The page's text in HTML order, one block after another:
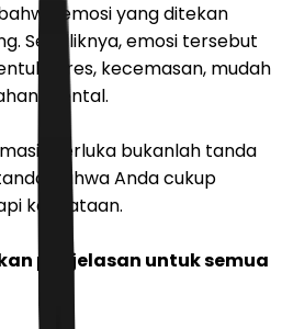
emosi yang ditekan
Sebaliknya, emosi tersebut
stres, kecemasan, mudah
mental.
terluka bukanlah tanda
bahwa Anda cukup
kenyataan.
penjelasan untuk semua